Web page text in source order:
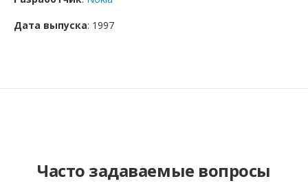
Дата выпуска: 1997
Часто задаваемые вопросы